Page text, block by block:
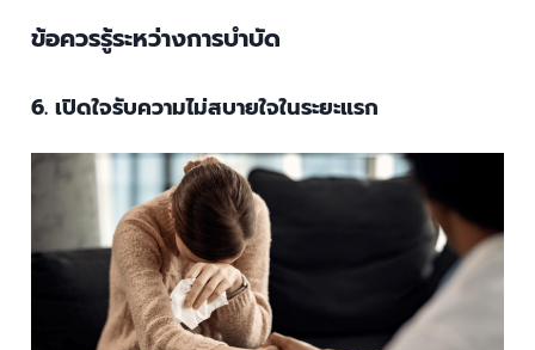
ข้อควรรู้ระหว่างการบำบัด
6. เปิดใจรับความไม่สบายใจในระยะแรก